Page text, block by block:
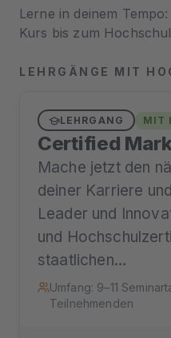
Lerne in deinem
Kurs bis zum
LEHRGÄNGE MIT
LEHRGANG MIT
Certified
Mache jetzt den
deiner Karriere
Leader und
und
staatlichen…
Umfang: 9–11
Teilnehmenden